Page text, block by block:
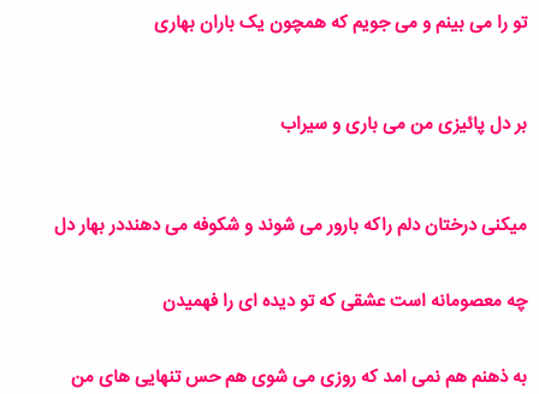
تو را می بینم و می جویم که همچون یک باران بهاری
بر دل پائیزی من می باری و سیراب
میکنی درختان دلم راکه بارور می شوند و شکوفه می دهنددر بهار دل
چه معصومانه است عشقی که تو دیده ای را فهمیدن
به ذهنم هم نمی امد که روزی می شوی هم حس تنهایی های من